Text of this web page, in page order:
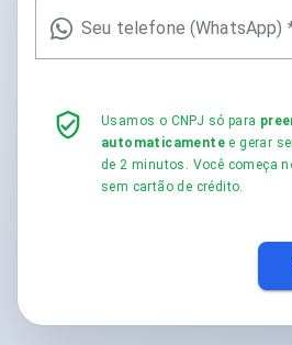
Seu telefone (WhatsApp)
Usamos o CNPJ só para
automaticamente e gerar
de 2 minutos. Você começa
sem cartão de crédito.